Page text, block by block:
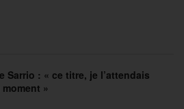
Sarrio : « ce titre, je l’attendais
»